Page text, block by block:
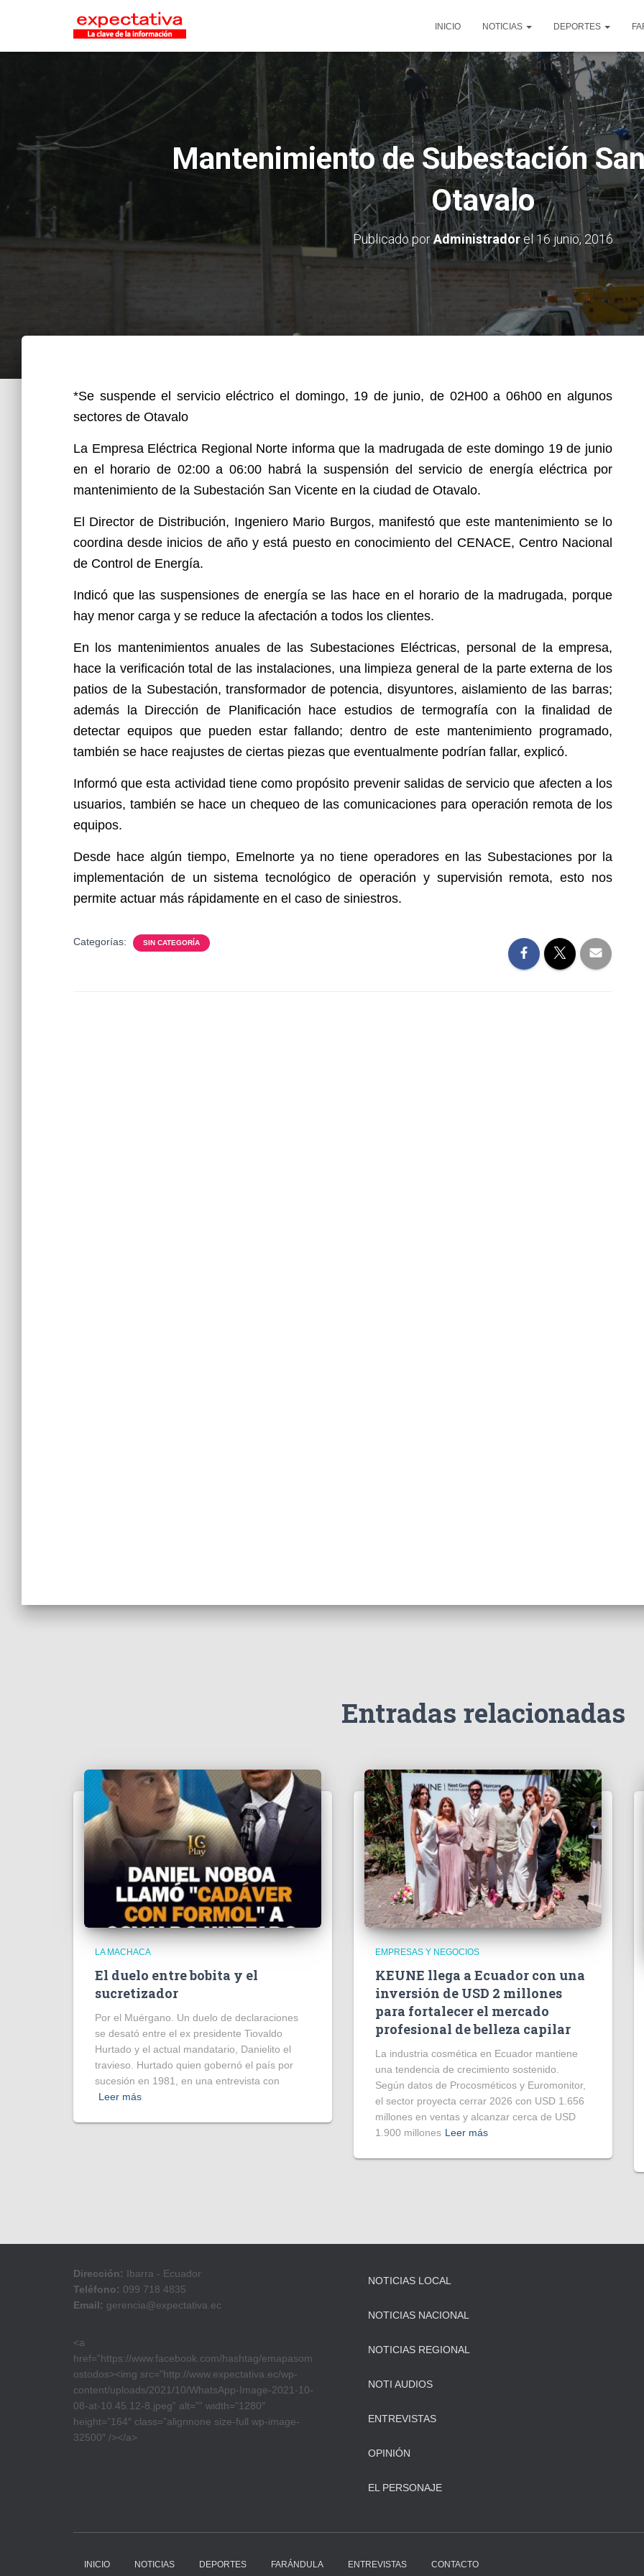
INICIO NOTICIAS DEPORTES
Mantenimiento de Subestación
Otavalo
Publicado porAdministradorel16 junio, 2016
*Se suspende el servicio eléctrico el domingo, 19 de junio, de 02H00 a 06h00 en algunos
sectores de Otavalo
La Empresa Eléctrica Regional Norte informa que la madrugada de este domingo 19 de junio
en el horario de 02:00 a 06:00 habrá la suspensión del servicio de energía eléctrica por
mantenimiento de la Subestación San Vicente en la ciudad de Otavalo.
El Director de Distribución, Ingeniero Mario Burgos, manifestó que este mantenimiento se lo
coordina desde inicios de año y está puesto en conocimiento del CENACE, Centro Nacional
de Control de Energía.
Indicó que las suspensiones de energía se las hace en el horario de la madrugada, porque
hay menor carga y se reduce la afectación a todos los clientes.
En los mantenimientos anuales de las Subestaciones Eléctricas, personal de la empresa,
hace la verificación total de las instalaciones, una limpieza general de la parte externa de los
patios de la Subestación, transformador de potencia, disyuntores, aislamiento de las barras;
además la Dirección de Planificación hace estudios de termografía con la finalidad de
detectar equipos que pueden estar fallando; dentro de este mantenimiento programado,
también se hace reajustes de ciertas piezas que eventualmente podrían fallar, explicó.
Informó que esta actividad tiene como propósito prevenir salidas de servicio que afecten a los
usuarios, también se hace un chequeo de las comunicaciones para operación remota de los
equipos.
Desde hace algún tiempo, Emelnorte ya no tiene operadores en las Subestaciones por la
implementación de un sistema tecnológico de operación y supervisión remota, esto nos
permite actuar más rápidamente en el caso de siniestros.
Categorías: SIN CATEGORÍA
Entradas relacionadas
LA MACHACA
El duelo entre bobita y el
sucretizador
Por el Muérgano. Un duelo de declaraciones
se desató entre el ex presidente Tiovaldo
Hurtado y el actual mandatario, Danielito el
travieso. Hurtado quien gobernó el país por
sucesión en 1981, en una entrevista con
Leer más
EMPRESAS Y NEGOCIOS
KEUNE llega a Ecuador con una
inversión de USD 2 millones
para fortalecer el mercado
profesional de belleza capilar
La industria cosmética en Ecuador mantiene
una tendencia de crecimiento sostenido.
Según datos de Procosméticos y Euromonitor,
el sector proyecta cerrar 2026 con USD 1.656
millones en ventas y alcanzar cerca de USD
1.900 millones Leer más
Dirección: Ibarra - Ecuador
Teléfono: 099 718 4835
Email: gerencia@expectativa.ec
<a
href=”https://www.facebook.com/hashtag/emapasom
ostodos><img src=”http://www.expectativa.ec/wp-
content/uploads/2021/10/WhatsApp-Image-2021-10-
08-at-10.45.12-8.jpeg” alt=”” width=”1280″
height=”164″ class=”alignnone size-full wp-image-
32500″ /></a>
NOTICIAS LOCAL
NOTICIAS NACIONAL
NOTICIAS REGIONAL
NOTI AUDIOS
ENTREVISTAS
OPINIÓN
EL PERSONAJE
INICIO NOTICIAS DEPORTES FARÁNDULA ENTREVISTAS CONTACTO